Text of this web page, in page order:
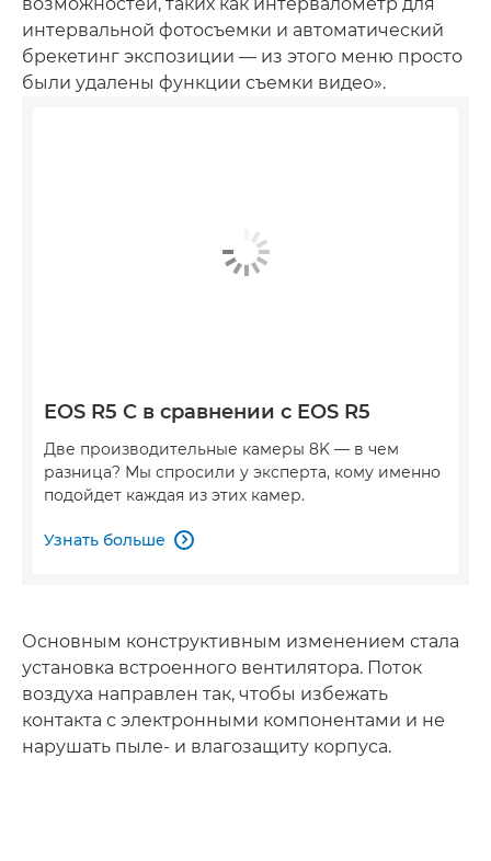
интервальной фотосъемки и автоматический
брекетинг экспозиции — из этого меню просто
были удалены функции съемки видео».
EOS R5 C в сравнении с EOS R5
Две производительные камеры 8K — в чем
разница? Мы спросили у эксперта, кому именно
подойдет каждая из этих камер.
Узнать больше 
Основным конструктивным изменением стала
установка встроенного вентилятора. Поток
воздуха направлен так, чтобы избежать
контакта с электронными компонентами и не
нарушать пыле- и влагозащиту корпуса.